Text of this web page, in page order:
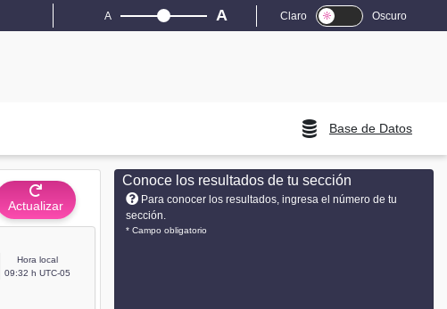
A A Claro Oscuro
Base de Datos
Actualizar
Hora local
09:32 h UTC-05
Conoce los resultados de tu sección
Para conocer los resultados, ingresa el número de tu
sección.
* Campo obligatorio